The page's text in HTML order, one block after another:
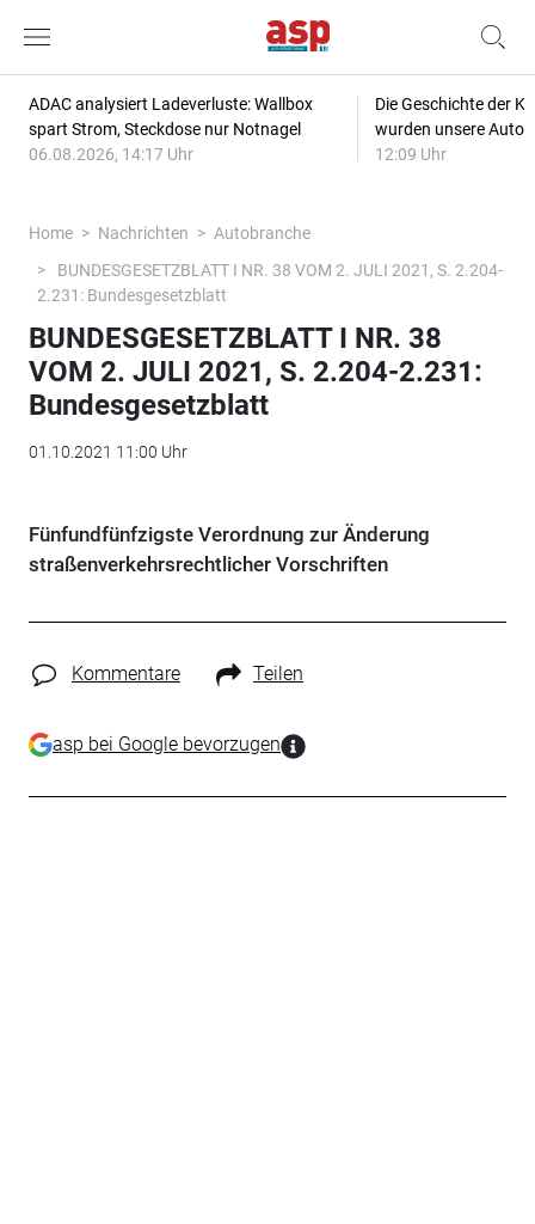
ADAC analysiert Ladeverluste: Wallbox
spart Strom, Steckdose nur Notnagel
06.08.2026, 14:17 Uhr
Die Geschichte der
wurden unsere
12:09 Uhr
Home Nachrichten
Autobranche
BUNDESGESETZBLATT I NR. 38 VOM 2. JULI 2021, S. 2.204-
2.231: Bundesgesetzblatt
BUNDESGESETZBLATT I NR. 38
VOM 2. JULI 2021, S. 2.204-2.231:
Bundesgesetzblatt
01.10.2021 11:00 Uhr
Fünfundfünfzigste Verordnung zur Änderung
straßenverkehrsrechtlicher Vorschriften
Kommentare Teilen
asp bei Google bevorzugen